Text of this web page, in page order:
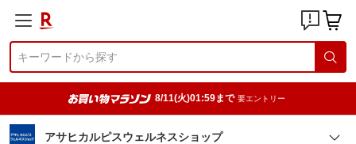
8/11(火)01:59まで 要エントリー
アサヒカルピスウェルネスショップ